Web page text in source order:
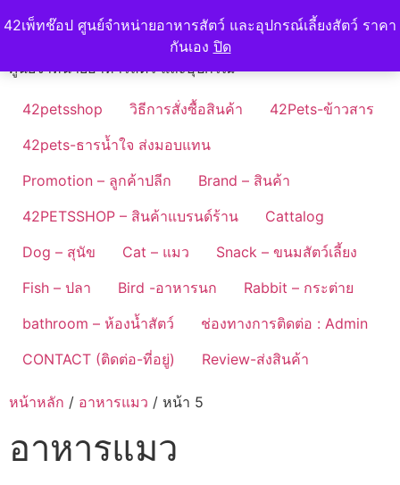
42เพ็ทช๊อป ศูนย์จำหน่ายอาหารสัตว์ และอุปกรณ์เลี้ยงสัตว์ ราคา
กันเอง ปิด
to42petshop
ศูนย์จำหน่ายอาหารสัตว์ และอุปกรณ์
42petsshop วิธีการสั่งซื้อสินค้า
42Pets-ข้าวสาร
42pets-ธารน้ำใจ ส่งมอบแทน
Promotion – ลูกค้าปลีก
Brand – สินค้า
42PETSSHOP – สินค้าแบรนด์ร้าน
Cattalog
Dog – สุนัข
Cat – แมว
Snack – ขนมสัตว์เลี้ยง
Fish – ปลา
Bird -อาหารนก
Rabbit – กระต่าย
bathroom – ห้องน้ำสัตว์
ช่องทางการติดต่อ : Admin
CONTACT (ติดต่อ-ที่อยู่)
Review-ส่งสินค้า
หน้าหลัก / อาหารแมว / หน้า 5
อาหารแมว